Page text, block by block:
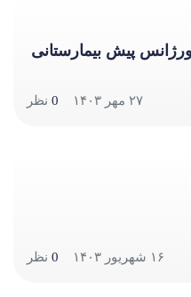
پیش بیمارستانی
۲۷ مهر ۱۴۰۳ 0 نظر
۱۶ شهریور ۱۴۰۳ 0 نظر